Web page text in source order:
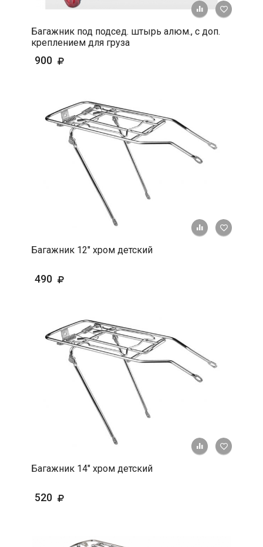
+ К
Багажник под подсед. штырь алюм., с доп.
креплением для груза
900
+ К
Багажник 12" хром детский
490
+ К
Багажник 14" хром детский
520